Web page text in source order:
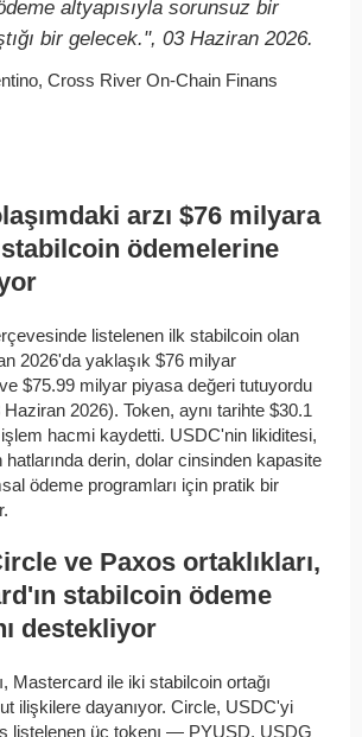
altyapısıyla sorunsuz bir
bir gelecek.", 03 Haziran 2026.
Cross River On-Chain Finans
arzı $76 milyara
stabilcoin ödemelerine
listelenen ilk stabilcoin olan
2026'da yaklaşık $76 milyar
$75.99 milyar piyasa değeri tutuyordu
2026). Token, aynı tarihte $30.1
hacmi kaydetti. USDC'nin likiditesi,
derin, dolar cinsinden kapasite
ödeme programları için pratik bir
ve Paxos ortaklıkları,
stabilcoin ödeme
destekliyor
Mastercard ile iki stabilcoin ortağı
ilişkilere dayanıyor. Circle, USDC'yi
listelenen üç tokenı — PYUSD, USDG